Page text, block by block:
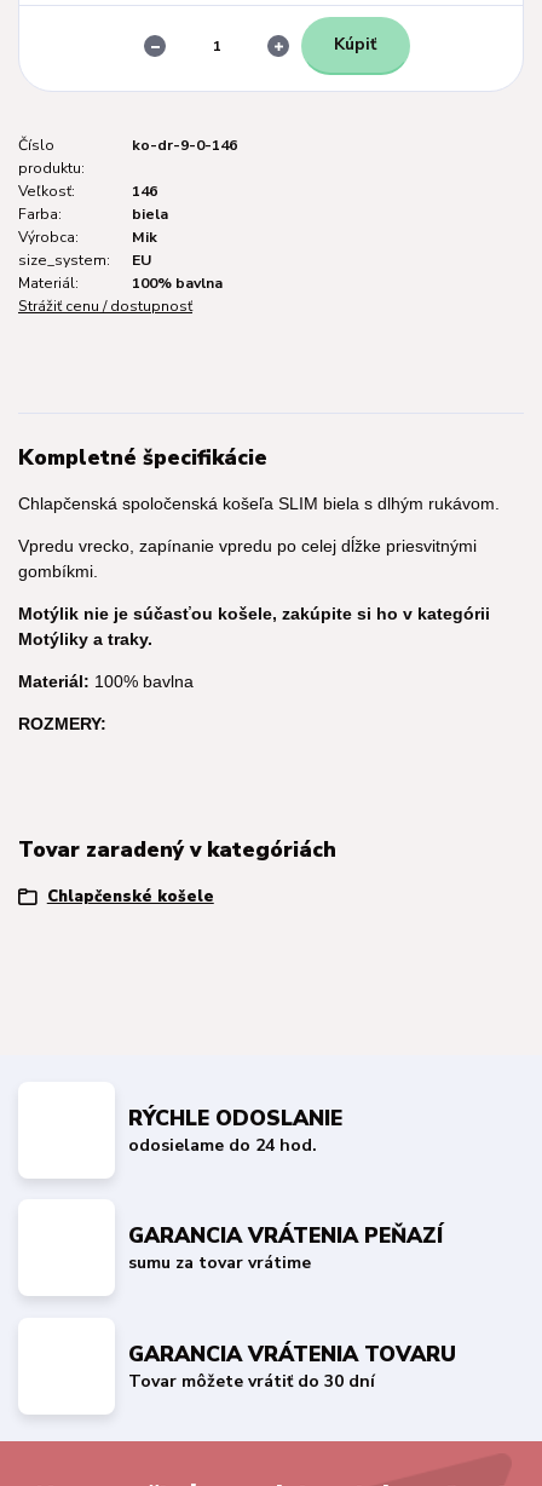
Kúpiť
Číslo
produktu:
ko-dr-9-0-146
Veľkosť:
146
Farba:
biela
Výrobca:
Mik
size_system:
EU
Materiál:
100% bavlna
Strážiť cenu / dostupnosť
Kompletné špecifikácie
Chlapčenská spoločenská košeľa SLIM biela s dlhým rukávom.
Vpredu vrecko, zapínanie vpredu po celej dĺžke priesvitnými
gombíkmi.
Motýlik nie je súčasťou košele, zakúpite si ho v kategórii
Motýliky a traky.
Materiál: 100% bavlna
ROZMERY:
Tovar zaradený v kategóriách
Chlapčenské košele
RÝCHLE ODOSLANIE
odosielame do 24 hod.
GARANCIA VRÁTENIA PEŇAZÍ
sumu za tovar vrátime
GARANCIA VRÁTENIA TOVARU
Tovar môžete vrátiť do 30 dní